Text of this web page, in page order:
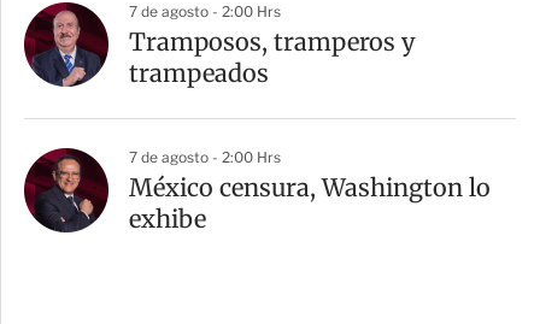
7 de agosto - 2:00 Hrs
Tramposos, tramperos y
trampeados
7 de agosto - 2:00 Hrs
México censura, Washington lo
exhibe